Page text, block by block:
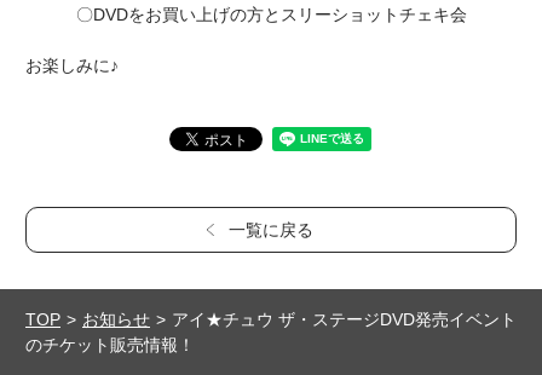
〇DVDをお買い上げの方とスリーショットチェキ会
お楽しみに♪
一覧に戻る
TOP お知らせ
アイ★チュウ ザ・ステージDVD発売イベント
のチケット販売情報！